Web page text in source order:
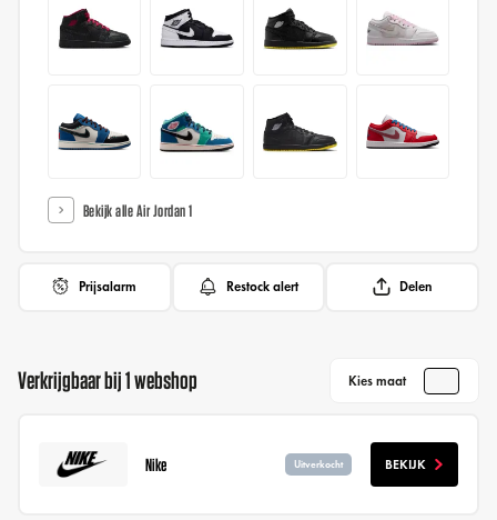
Bekijk alle Air Jordan 1
Prijsalarm Restock alert Delen
Verkrijgbaar bij 1 webshop Kies maat
Nike Uitverkocht BEKIJK